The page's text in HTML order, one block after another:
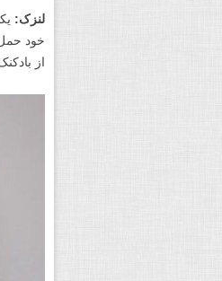
لنزک:
خود
از